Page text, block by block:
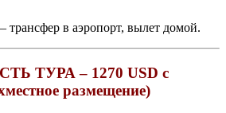
трансфер в аэропорт, вылет домой.
ТУРА – 1270 USD с
размещение)